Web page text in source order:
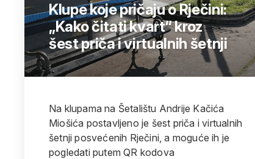
Klupe koje pričaju o Rječini:
„Kako čitati kvart“ kroz
šest priča i virtualnih šetnji
Na klupama na Šetalištu Andrije Kačića
Miošića postavljeno je šest priča i virtualnih
šetnji posvećenih Rječini, a moguće ih je
pogledati putem QR kodova